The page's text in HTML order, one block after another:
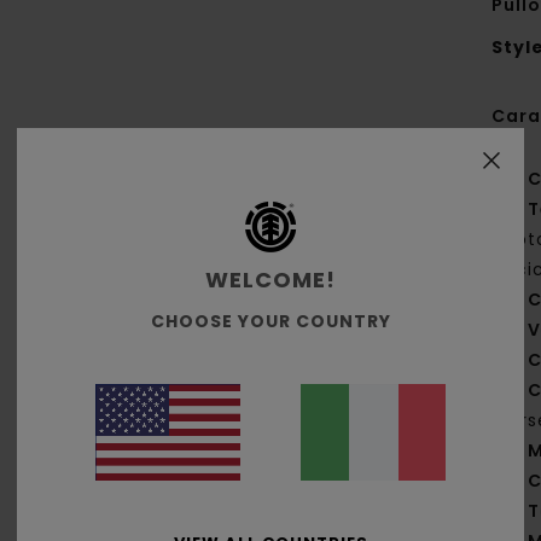
Style
WELCOME!
CHOOSE YOUR COUNTRY